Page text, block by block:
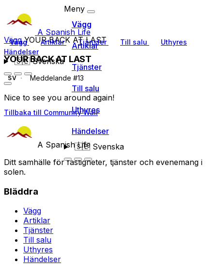
A Spanish Life
Vägg Artiklar Tjänster Till salu
Uthyres
Händelser
🇸🇪Svenska
Meny
Vägg
Artiklar
Tjänster
Till salu
Uthyres
Händelser
🇸🇪Svenska
VäggYOUR BACK AT LAST
YOUR BACK AT LAST
SV Meddelande #13
Nice to see you around again!
Tillbaka till Community Wall
A Spanish Life
Ditt samhälle för fastigheter, tjänster och evenemang i
solen.
Bläddra
Vägg
Artiklar
Tjänster
Till salu
Uthyres
Händelser